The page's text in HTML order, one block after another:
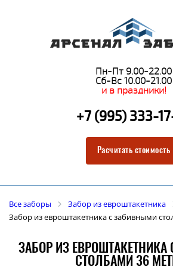
Пн-Пт 9.00-22.00
Сб-Вс 10.00-21.00
и в праздники!
+7 (995) 333-
Расчитать стоимость
Все заборы
Забор из евроштакетника
Забор из евроштакетника с забивными
ЗАБОР ИЗ
СТОЛБАМИ 36